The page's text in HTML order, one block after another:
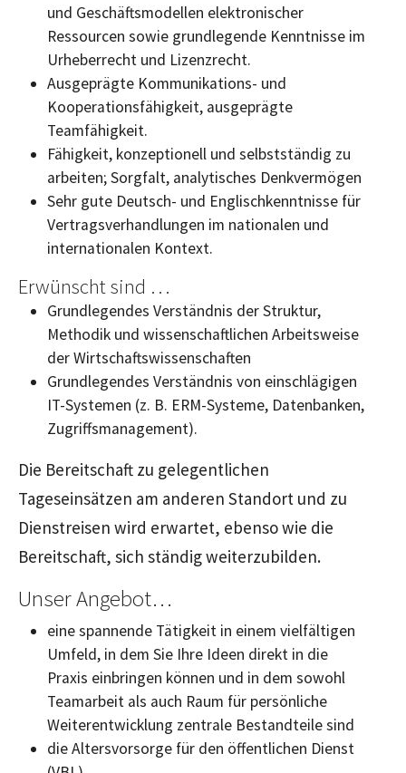
und Geschäftsmodellen elektronischer
Ressourcen sowie grundlegende Kenntnisse im
Urheberrecht und Lizenzrecht.
Ausgeprägte Kommunikations- und
Kooperationsfähigkeit, ausgeprägte
Teamfähigkeit.
Fähigkeit, konzeptionell und selbstständig zu
arbeiten; Sorgfalt, analytisches Denkvermögen
Sehr gute Deutsch- und Englischkenntnisse für
Vertragsverhandlungen im nationalen und
internationalen Kontext.
Erwünscht sind …
Grundlegendes Verständnis der Struktur,
Methodik und wissenschaftlichen Arbeitsweise
der Wirtschaftswissenschaften
Grundlegendes Verständnis von einschlägigen
IT-Systemen (z. B. ERM-Systeme, Datenbanken,
Zugriffsmanagement).
Die Bereitschaft zu gelegentlichen
Tageseinsätzen am anderen Standort und zu
Dienstreisen wird erwartet, ebenso wie die
Bereitschaft, sich ständig weiterzubilden.
Unser Angebot…
eine spannende Tätigkeit in einem vielfältigen
Umfeld, in dem Sie Ihre Ideen direkt in die
Praxis einbringen können und in dem sowohl
Teamarbeit als auch Raum für persönliche
Weiterentwicklung zentrale Bestandteile sind
die Altersvorsorge für den öffentlichen Dienst